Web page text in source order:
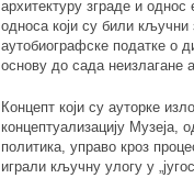
архитектуру зграде и
односа који су били
аутобиографске податке о
основу до сада неизлагане
Концепт који су ауторке
концептуализацију Музеја,
политика, управо кроз
играли кључну улогу у